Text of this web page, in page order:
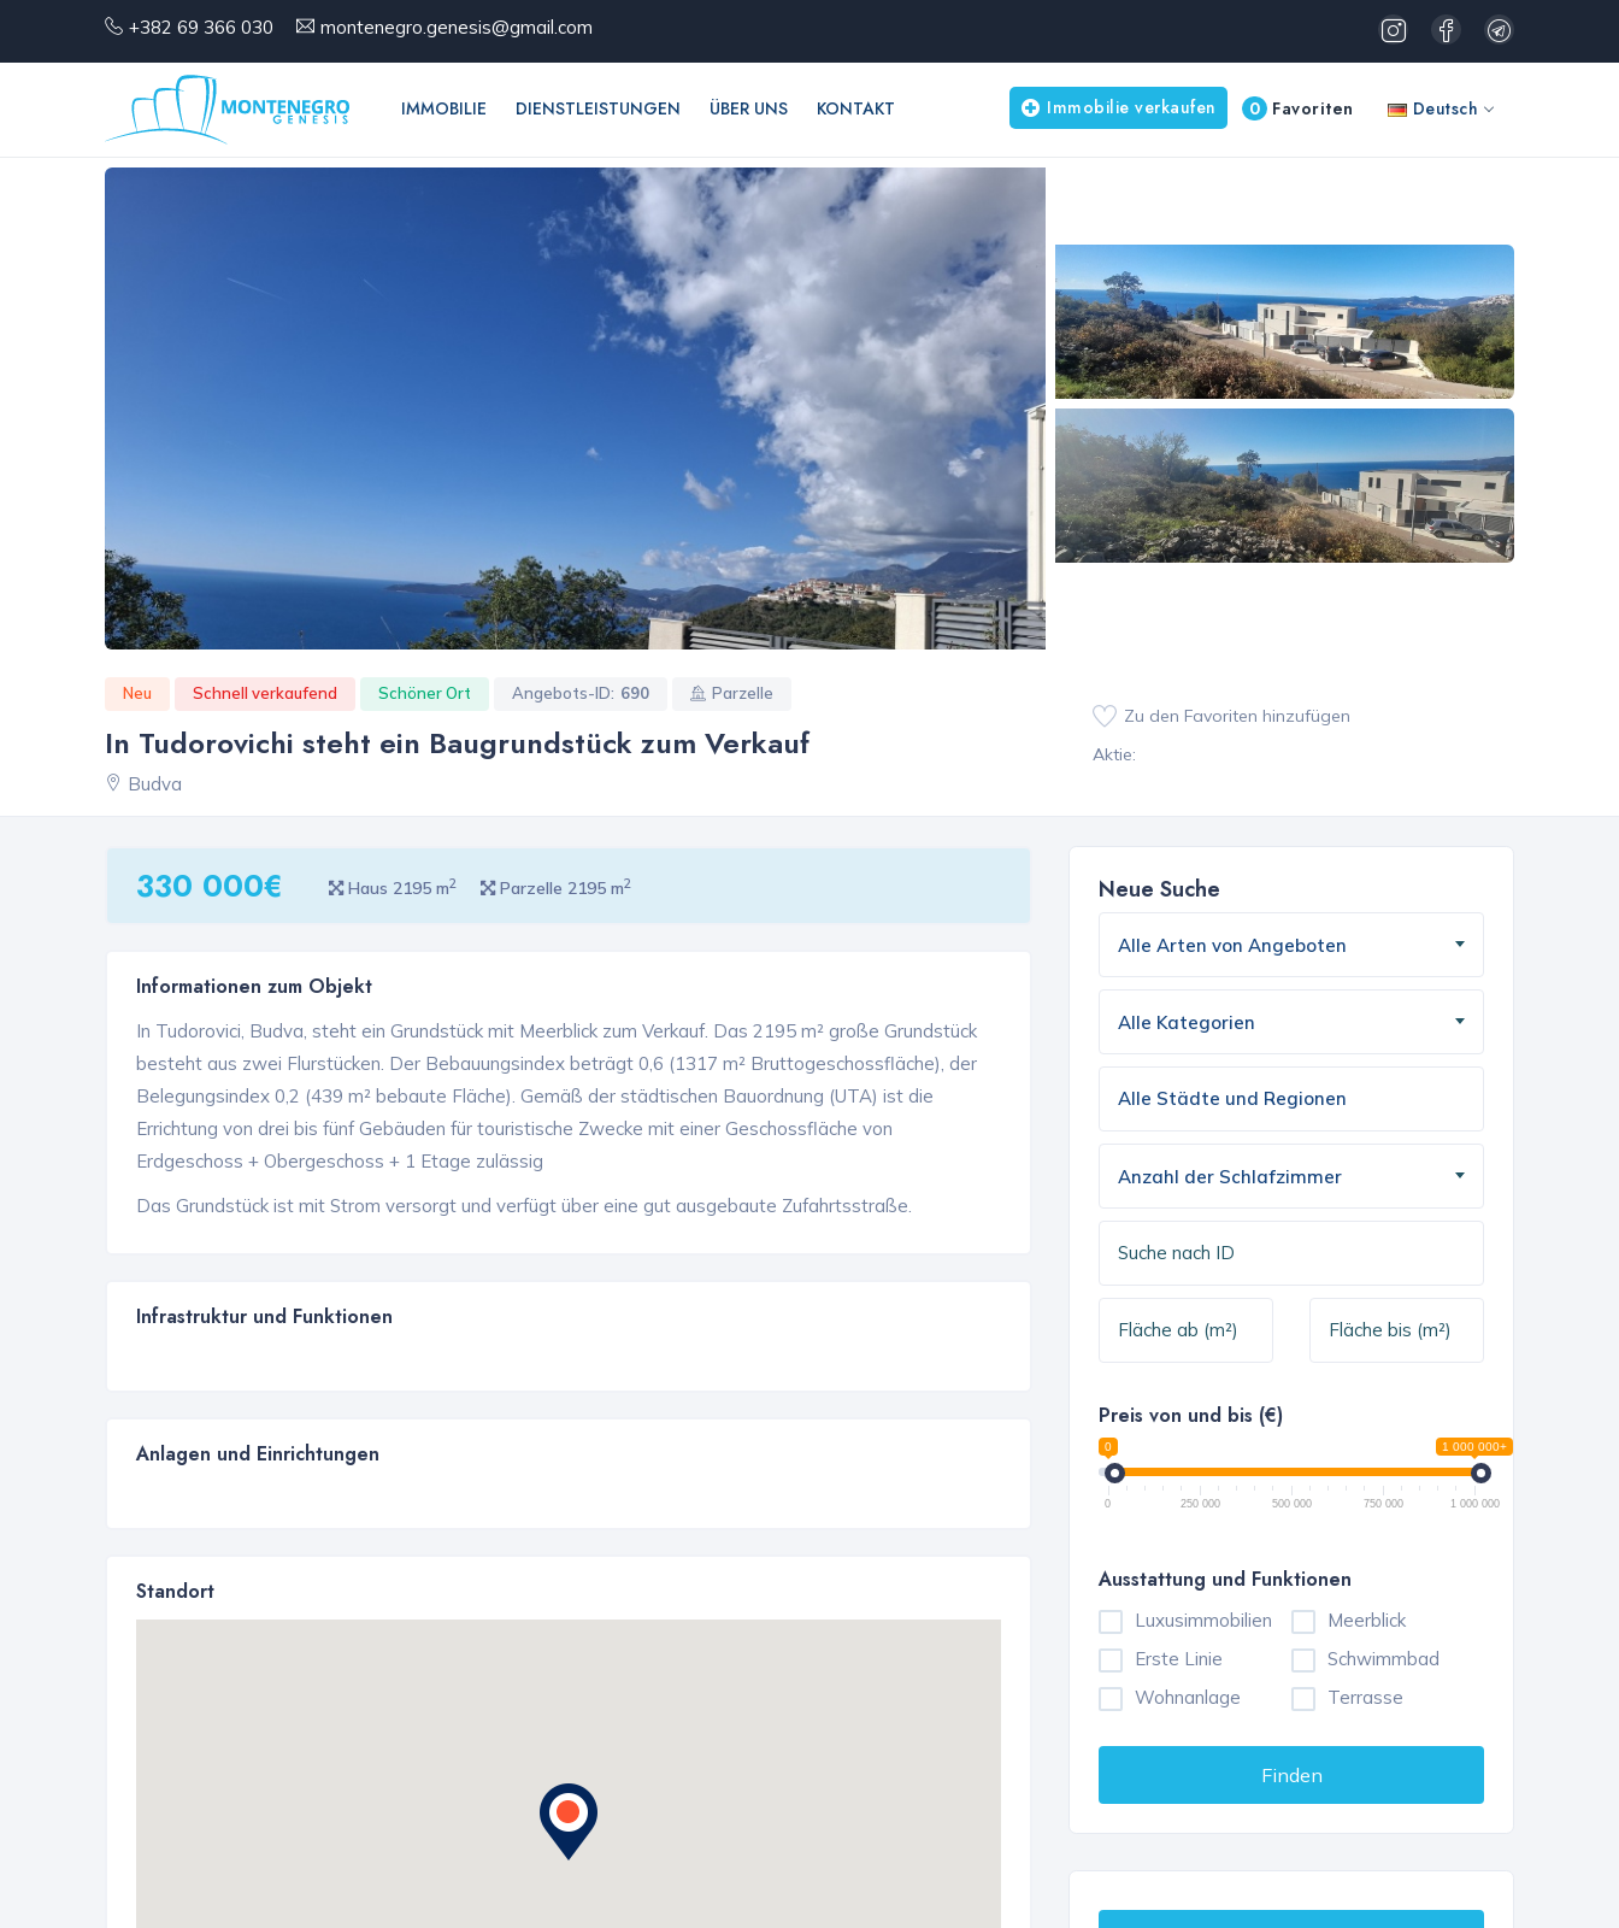
+382 69 366 030 montenegro.genesis@gmail.com
IMMOBILIE DIENSTLEISTUNGEN ÜBER UNS KONTAKT 0 Favoriten Deutsch
Immobilie verkaufen
Neu Schnell verkaufend Schöner Ort Angebots-ID: 690 Parzelle
In Tudorovichi steht ein Baugrundstück zum Verkauf
Budva
Zu den Favoriten hinzufügen
Aktie:
330 000€ Haus 2195 m2 Parzelle 2195 m2
Informationen zum Objekt
In Tudorovici, Budva, steht ein Grundstück mit Meerblick zum Verkauf. Das 2195 m² große Grundstück
besteht aus zwei Flurstücken. Der Bebauungsindex beträgt 0,6 (1317 m² Bruttogeschossfläche), der
Belegungsindex 0,2 (439 m² bebaute Fläche). Gemäß der städtischen Bauordnung (UTA) ist die
Errichtung von drei bis fünf Gebäuden für touristische Zwecke mit einer Geschossfläche von
Erdgeschoss + Obergeschoss + 1 Etage zulässig
Das Grundstück ist mit Strom versorgt und verfügt über eine gut ausgebaute Zufahrtsstraße.
Infrastruktur und Funktionen
Anlagen und Einrichtungen
Standort
Neue Suche
Alle Arten von Angeboten
Alle Kategorien
Anzahl der Schlafzimmer
Preis von und bis (€)
0 1 000 000+
0 250 000 500 000 750 000 1 000 000
Ausstattung und Funktionen
Luxusimmobilien
Meerblick
Erste Linie
Schwimmbad
Wohnanlage
Terrasse
Finden